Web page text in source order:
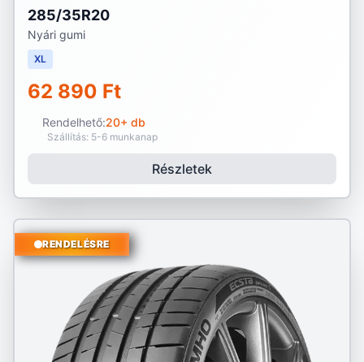
285/35R20
Nyári gumi
XL
62 890 Ft
Rendelhető:20+ db
Szállítás: 5-6 munkanap
Részletek
RENDELÉSRE